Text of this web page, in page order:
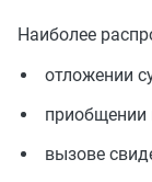
Наиболее
отложении
приобщении
вызове